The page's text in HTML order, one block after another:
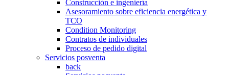
Construcción e ingeniería
Asesoramiento sobre eficiencia energética y
TCO
Condition Monitoring
Contratos de individuales
Proceso de pedido digital
Servicios posventa
back